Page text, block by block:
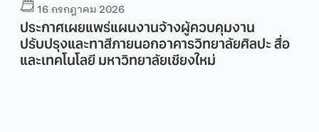
16 กรกฎาคม 2026
ประกาศเผยแพร่แผนงานจ้างผู้ควบคุมงาน
ปรับปรุงและทาสีภายนอกอาคารวิทยาลัยศิลปะ สื่อ
และเทคโนโลยี มหาวิทยาลัยเชียงใหม่